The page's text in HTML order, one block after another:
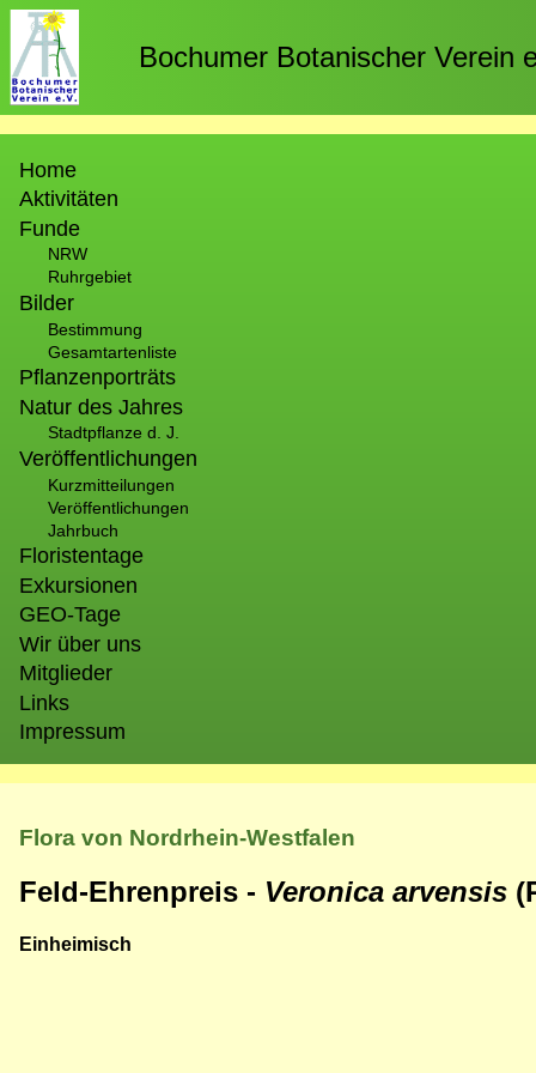
Direkt
zum
Inhalt
Bochumer Botanischer Verein
Home
Aktivitäten
Funde
NRW
Ruhrgebiet
Bilder
Bestimmung
Gesamtartenliste
Pflanzenporträts
Natur des Jahres
Stadtpflanze d. J.
Veröffentlichungen
Kurzmitteilungen
Veröffentlichungen
Jahrbuch
Floristentage
Exkursionen
GEO-Tage
Wir über uns
Mitglieder
Links
Impressum
Flora von Nordrhein-Westfalen
Feld-Ehrenpreis - Veronica arvensis
Einheimisch